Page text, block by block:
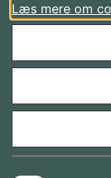
Styrelser og
Læs mere om